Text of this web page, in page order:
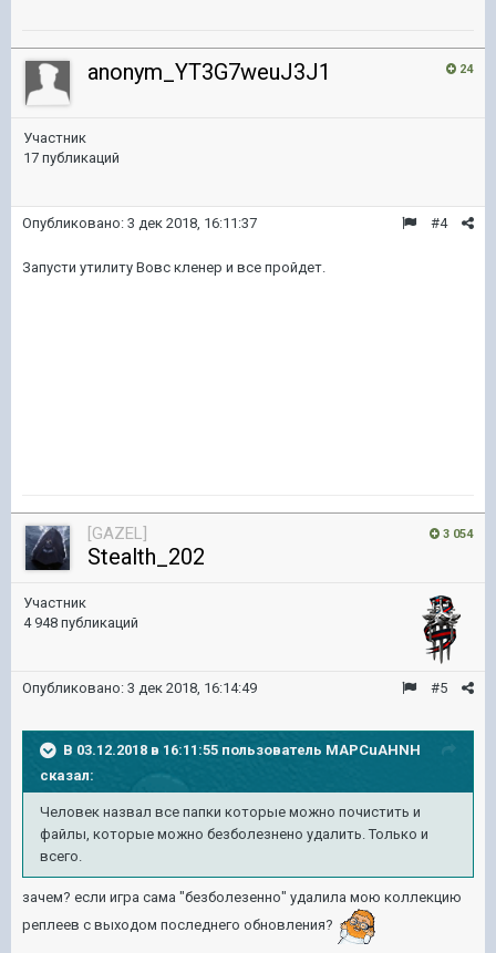
24
anonym_YT3G7weuJ3J1
Участник
17 публикаций
#4
Опубликовано: 3 дек 2018, 16:11:37
Запусти утилиту Вовс кленер и все пройдет.
3 054
[GAZEL]
Stealth_202
Участник
4 948 публикаций
#5
Опубликовано: 3 дек 2018, 16:14:49
В 03.12.2018 в 16:11:55 пользователь MAPCuAHNH
сказал:
Человек назвал все папки которые можно почистить и
файлы, которые можно безболезнено удалить. Только и
всего.
зачем? если игра сама "безболезенно" удалила мою коллекцию
реплеев с выходом последнего обновления?